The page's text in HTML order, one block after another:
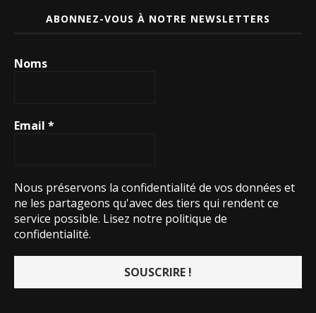
ABONNEZ-VOUS À NOTRE NEWSLETTERS
Noms
Email *
Nous préservons la confidentialité de vos données et
ne les partageons qu'avec des tiers qui rendent ce
service possible. Lisez notre politique de
confidentialité.